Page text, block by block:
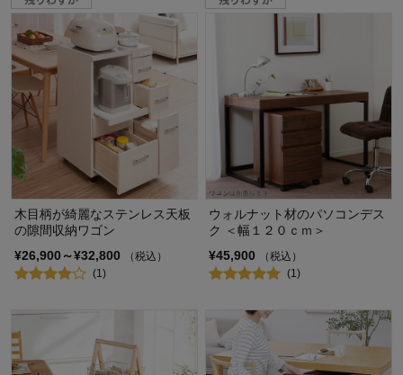
木目柄が綺麗なステンレス天板
の隙間収納ワゴン
¥26,900～¥32,800
（税込）
(1)
ウォルナット材のパソコンデス
ク ＜幅１２０ｃｍ＞
¥45,900
（税込）
(1)